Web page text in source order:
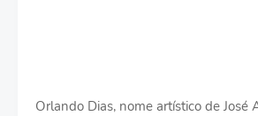
Orlando Dias, nome artístico de José